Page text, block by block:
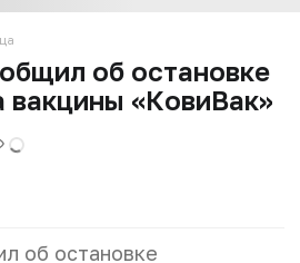
об остановке
вакцины «КовиВак»
об остановке